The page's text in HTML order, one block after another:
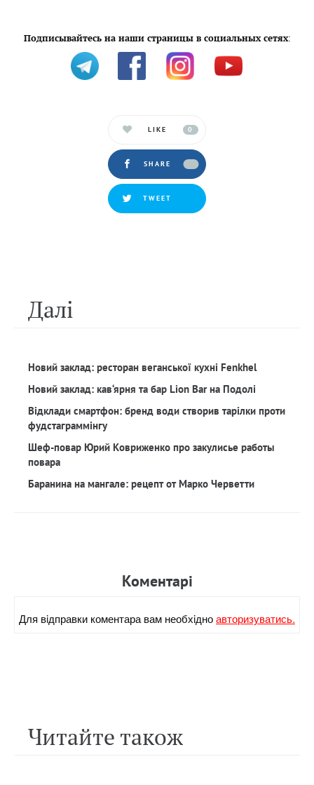
Подписывайтесь на наши страницы в социальных сетях:
LIKE 0
SHARE
TWEET
Далi
Новий заклад: ресторан веганської кухні Fenkhel
Новий заклад: кав‘ярня та бар Lion Bar на Подолі
Відклади смартфон: бренд води створив тарілки проти
фудстаграммінгу
Шеф-повар Юрий Ковриженко про закулисье работы
повара
Баранина на мангале: рецепт от Марко Черветти
Коментарi
Для вiдправки коментара вам необхiдноавторизуватись.
Читайте також